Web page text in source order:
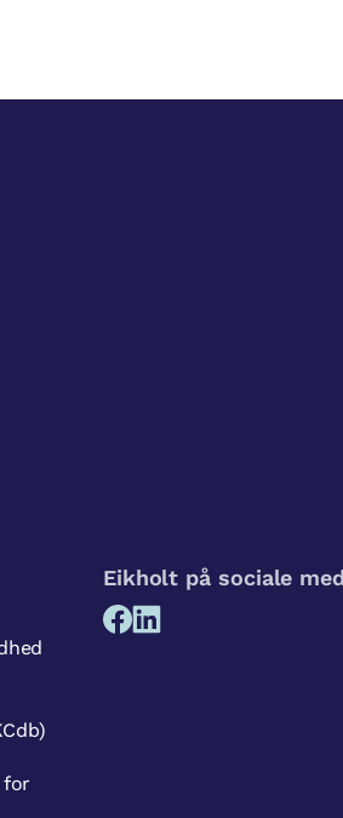
for
Eikholt på sociale